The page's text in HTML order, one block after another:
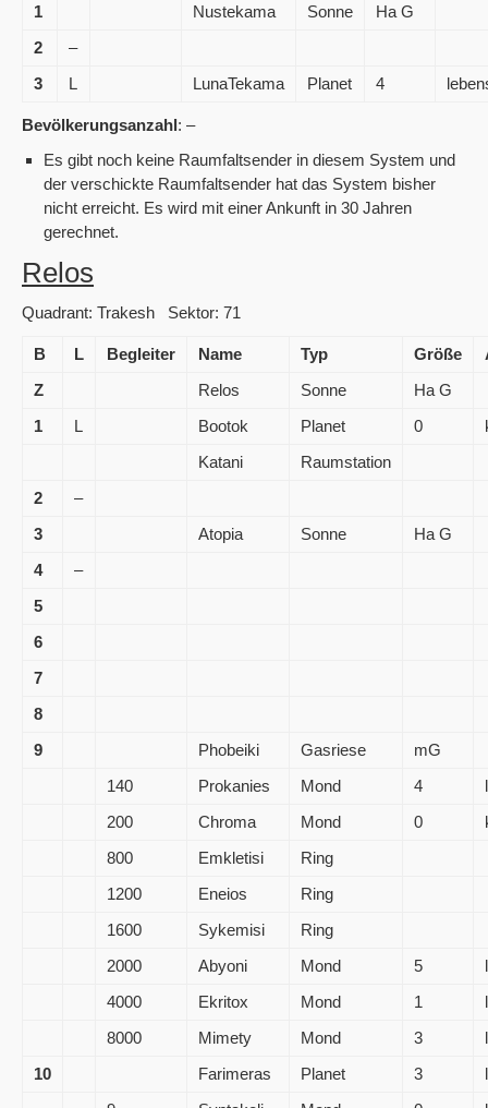
1
Nustekama Sonne
Ha G
2
–
3
L LunaTekama Planet 4
Bevölkerungsanzahl: –
Es gibt noch keine Raumfaltsender in diesem System und
der verschickte Raumfaltsender hat das System bisher
nicht erreicht. Es wird mit einer Ankunft in 30 Jahren
gerechnet.
Relos
Quadrant: Trakesh Sektor: 71
B L Begleiter Name Typ Größe
Z
Relos Sonne
Ha G
1
L Bootok Planet 0
Katani
Raumstation
2
–
3
Atopia Sonne
Ha G
4
–
5
6
7
8
9
Phobeiki Gasriese
mG
140
Prokanies Mond 4
200
Chroma Mond 0
800
Emkletisi
Ring
1200
Eneios
Ring
1600
Sykemisi
Ring
2000
Abyoni Mond 5
4000
Ekritox Mond 1
8000
Mimety Mond 3
10
Farimeras Planet 3